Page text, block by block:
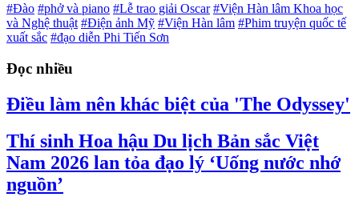
#Đào #phở và piano #Lễ trao giải Oscar #Viện Hàn lâm Khoa học
và Nghệ thuật #Điện ảnh Mỹ #Viện Hàn lâm #Phim truyện quốc tế
xuất sắc #đạo diễn Phi Tiến Sơn
Đọc nhiều
Điều làm nên khác biệt của 'The Odyssey'
Thí sinh Hoa hậu Du lịch Bản sắc Việt
Nam 2026 lan tỏa đạo lý ‘Uống nước nhớ
nguồn’